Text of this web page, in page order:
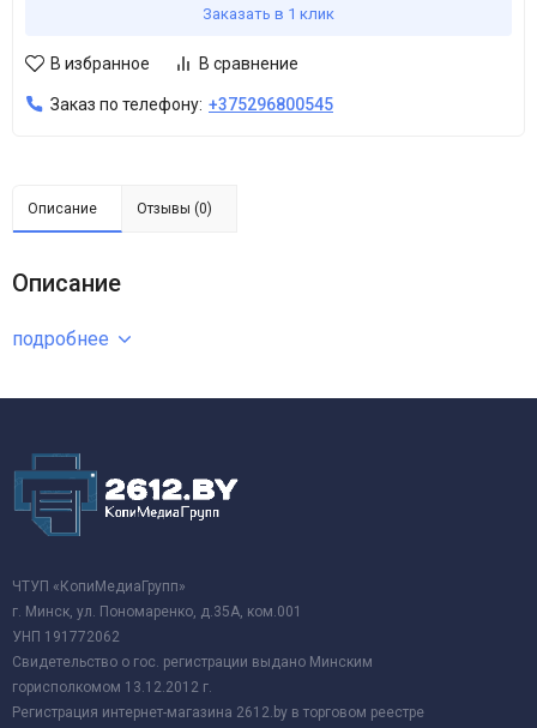
Заказать в 1 клик
В избранное В сравнение
Заказ по телефону: +375296800545
Описание Отзывы (0)
Описание
подробнее
ЧТУП «КопиМедиаГрупп»
г. Минск, ул. Пономаренко, д.35А, ком.001
УНП 191772062
Свидетельство о гос. регистрации выдано Минским
горисполкомом 13.12.2012 г.
Регистрация интернет-магазина 2612.by в торговом реестре